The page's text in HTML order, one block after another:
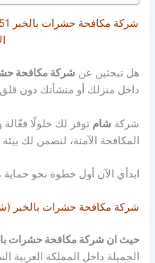
هل تبحثين عن شركة مكافحة
داخل منزلك أو منشأتك دون
شركة شام توفر لك حلولًا
المكافحة الآمنة، لنضمن لك
ابدأي الآن أول خطوة نحو حماية
شركة مكافحة حشرات بالخبر
حيث ان شركة مكافحة حشرات
الجميلة داخل المملكة العربية